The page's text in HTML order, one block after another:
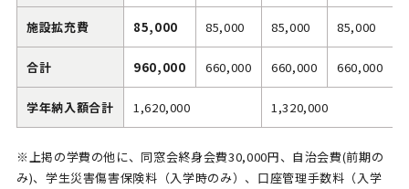
施設拡充費 85,000 85,000 85,000 85,000
合計 960,000 660,000 660,000 660,000
学年納入額合計 1,620,000 1,320,000
※上掲の学費の他に、同窓会終⾝会費30,000円、⾃治会費(前期の
み)、学⽣災害傷害保険料（入学時のみ）、口座管理手数料（入学